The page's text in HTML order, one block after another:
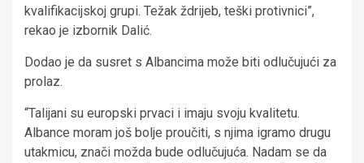
kvalifikacijskoj grupi. Težak ždrijeb, teški protivnici”,
rekao je izbornik Dalić.
Dodao je da susret s Albancima može biti odlučujući za
prolaz.
“Talijani su europski prvaci i imaju svoju kvalitetu.
Albance moram još bolje proučiti, s njima igramo drugu
utakmicu, znači možda bude odlučujuća. Nadam se da